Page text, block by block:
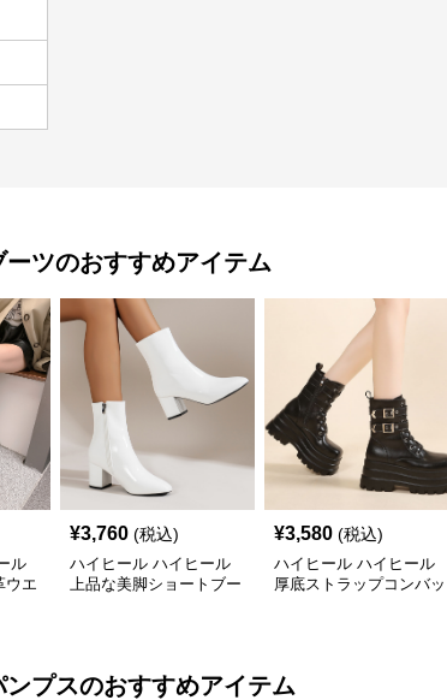
ーツのおすすめアイテム
ル
ウエ
¥3,760 (税込)
ハイヒール ハイヒール
上品な美脚ショートブー
¥3,580 (税込)
ハイヒール ハイヒール
厚底ストラップコンバッ
ンプスのおすすめアイテム